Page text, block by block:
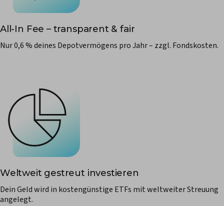
All-In Fee – transparent & fair
Nur 0,6 % deines Depotvermögens pro Jahr – zzgl. Fondskosten.
Weltweit gestreut investieren
Dein Geld wird in kostengünstige ETFs mit weltweiter Streuung
angelegt.